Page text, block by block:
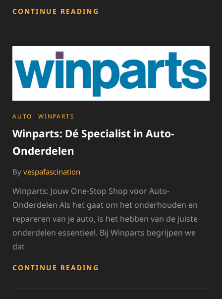
CONTINUE READING
VAN
OCCASIONS
VESPA
CATEGORIES
AUTO WINPARTS
Winparts: Dé Specialist in Auto-
Onderdelen
By vespafascination
Winparts: Jouw One-Stop Shop voor Auto-
Onderdelen Als het gaat om het onderhouden en
repareren van je auto, is het hebben van de juiste
onderdelen essentieel. Bij Winparts begrijpen we
dat
CONTINUE READING